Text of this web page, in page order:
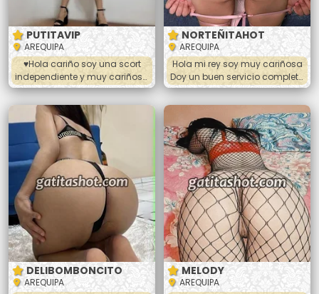
PUTITAVIP
AREQUIPA
♥️Hola cariño soy una scort
independiente y muy cariñosa
😘.Conmigo todo es delicioso
👅, ven y no te arrepentirás de
conocer a esta dama sensual
y cariñosa🍆💦. ✔Te brindare Un
Exelente trato de enamorados
a precios accesibles😘🥰. 💋Full
poses (perrito, la 69, sopita,
misionero, piernitas al hombro
NORTEÑITAHOT
AREQUIPA
Hola mi rey soy muy cariñosa
Doy un buen servicio completo
con paciencia cumplo mi hora
completa hago anal, vaginal,
oral, 69 y mas me gusta tragar
leche y hacer todas las poses.
Después de hacerlo hago
masajes si gustas nos
podemos duchar juntos y
podemos beber tambien
DELIBOMBONCITO
AREQUIPA
MELODY
AREQUIPA